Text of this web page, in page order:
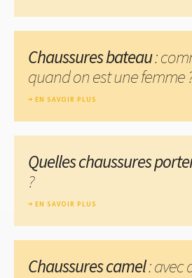
Chaussures bateau:
quand on est une femme
EN SAVOIR PLUS
Quelles chaussures
?
EN SAVOIR PLUS
Chaussures camel: avec